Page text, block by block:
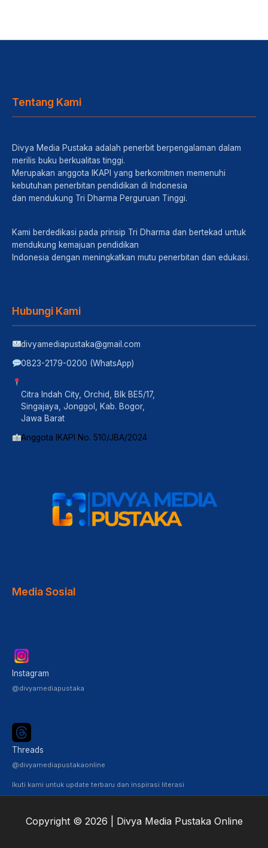
Tentang Kami
Divya Media Pustaka adalah penerbit berpengalaman dalam
merilis buku berkualitas tinggi.
Merupakan anggota IKAPI yang berkomitmen memenuhi
kebutuhan penerbitan pendidikan di Indonesia
dan mendukung Tri Dharma Perguruan Tinggi.
Kami berdedikasi pada prinsip Tri Dharma dan bertekad untuk
mendukung kemajuan pendidikan
Indonesia dengan meningkatkan mutu penerbitan dan edukasi.
Hubungi Kami
divyamediapustaka@gmail.com
0823-2179-0200 (WhatsApp)
Citra Indah City, Orchid, Blk BE5/17,
Singajaya, Jonggol, Kab. Bogor,
Jawa Barat
Anggota IKAPI No. 510/JBA/2024
Media Sosial
Instagram
@divyamediapustaka
Threads
@divyamediapustakaonline
Ikuti kami untuk update terbaru dan inspirasi literasi
Copyright © 2026 | Divya Media Pustaka Online